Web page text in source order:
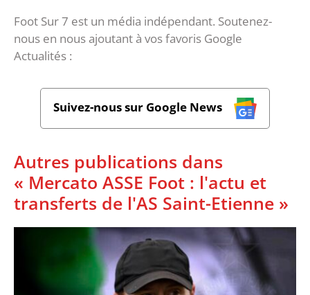
Foot Sur 7 est un média indépendant. Soutenez-
nous en nous ajoutant à vos favoris Google
Actualités :
Suivez-nous sur Google News
Autres publications dans
« Mercato ASSE Foot : l'actu et
transferts de l'AS Saint-Etienne »